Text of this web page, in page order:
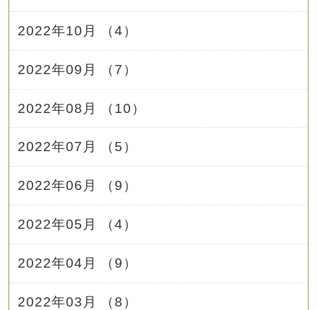
2022年10月 （4）
2022年09月 （7）
2022年08月 （10）
2022年07月 （5）
2022年06月 （9）
2022年05月 （4）
2022年04月 （9）
2022年03月 （8）